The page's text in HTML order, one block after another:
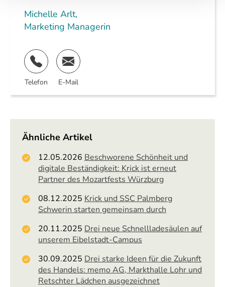
Michelle Arlt,
Marketing Managerin
Telefon E-Mail
Ähnliche Artikel
12.05.2026 Beschworene Schönheit und
digitale Beständigkeit: Krick ist erneut
Partner des Mozartfests Würzburg
08.12.2025 Krick und SSC Palmberg
Schwerin starten gemeinsam durch
20.11.2025 Drei neue Schnellladesäulen auf
unserem Eibelstadt-Campus
30.09.2025 Drei starke Ideen für die Zukunft
des Handels: memo AG, Markthalle Lohr und
Retschter Lädchen ausgezeichnet